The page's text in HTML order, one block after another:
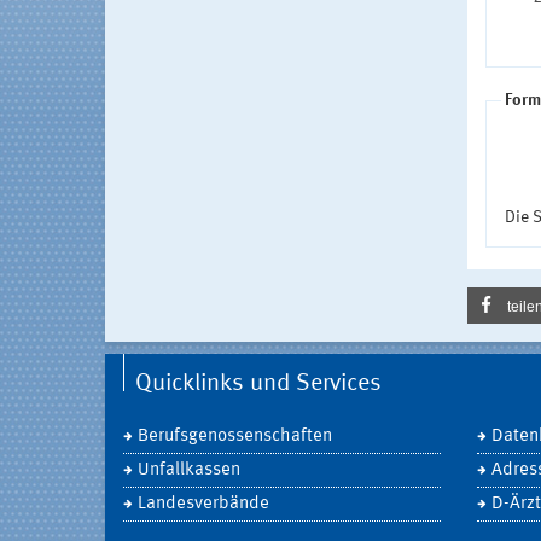
Die
Quicklinks und Services
Berufsgenossenschaften
Unfallkassen
Landesverbände
D-